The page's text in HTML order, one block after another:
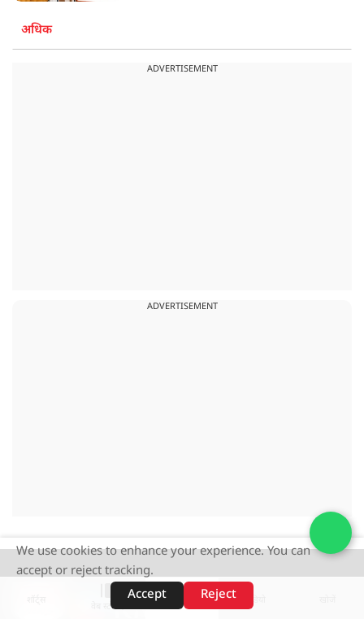
अधिक
ADVERTISEMENT
ADVERTISEMENT
वेब स्टोरीज़
We use cookies to enhance your experience. You can
accept or reject tracking.
Accept
Reject